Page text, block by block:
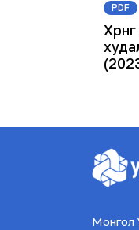
PDF
Монгол